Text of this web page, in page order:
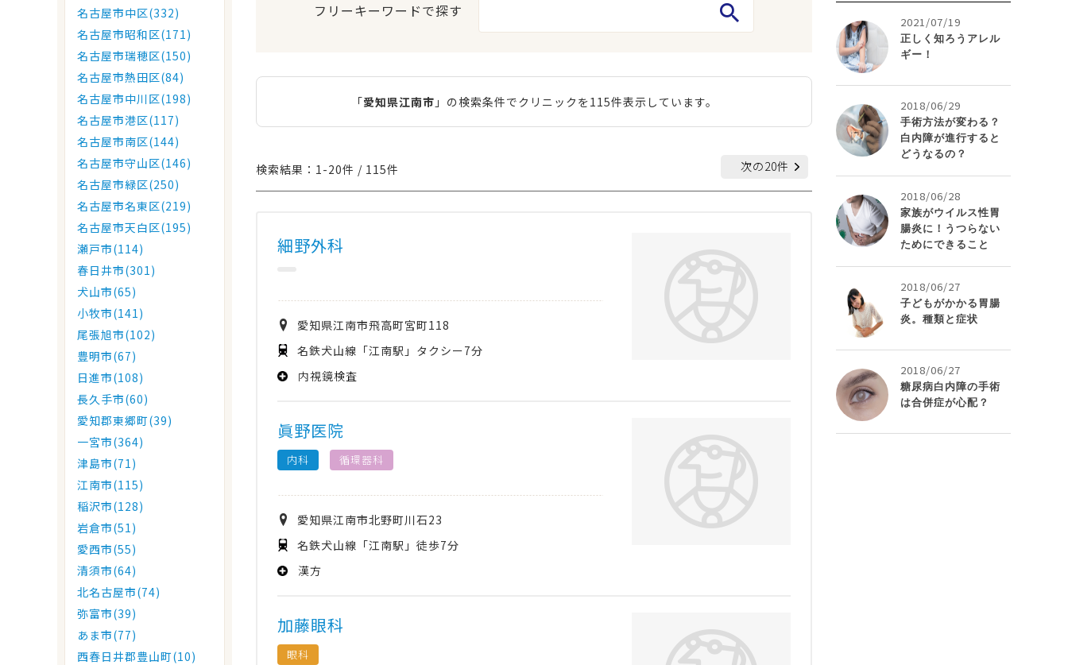
名古屋市中区(332)
名古屋市昭和区(171)
名古屋市瑞穂区(150)
名古屋市熱田区(84)
名古屋市中川区(198)
名古屋市港区(117)
名古屋市南区(144)
名古屋市守山区(146)
名古屋市緑区(250)
名古屋市名東区(219)
名古屋市天白区(195)
瀬戸市(114)
春日井市(301)
犬山市(65)
小牧市(141)
尾張旭市(102)
豊明市(67)
日進市(108)
長久手市(60)
愛知郡東郷町(39)
一宮市(364)
津島市(71)
江南市(115)
稲沢市(128)
岩倉市(51)
愛西市(55)
清須市(64)
北名古屋市(74)
弥富市(39)
あま市(77)
西春日井郡豊山町(10)
フリーキーワードで探す
「愛知県江南市 」の検索条件でクリニックを115件表示しています。
検索結果：1-20件 / 115件 次の20件
細野外科
愛知県江南市飛高町宮町118
名鉄犬山線「江南駅」タクシー7分
内視鏡検査
眞野医院
内科 循環器科
愛知県江南市北野町川石23
名鉄犬山線「江南駅」徒歩7分
漢方
加藤眼科
眼科
2021/07/19
正しく知ろうアレル
ギー！
2018/06/29
手術方法が変わる？
白内障が進行すると
どうなるの？
2018/06/28
家族がウイルス性胃
腸炎に！うつらない
ためにできること
2018/06/27
子どもがかかる胃腸
炎。種類と症状
2018/06/27
糖尿病白内障の手術
は合併症が心配？